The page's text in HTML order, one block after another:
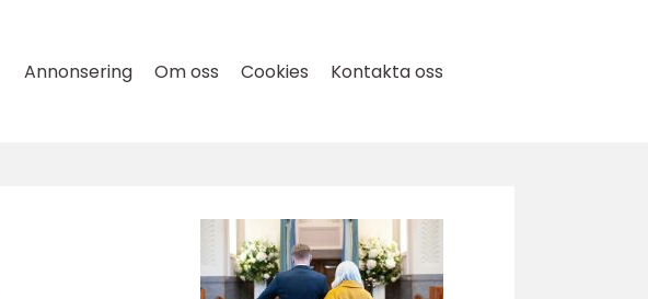
Annonsering Om oss Cookies Kontakta oss